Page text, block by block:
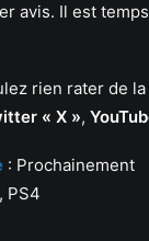
avis. Il est
rien rater de
« X »,
: Prochainement
PS4